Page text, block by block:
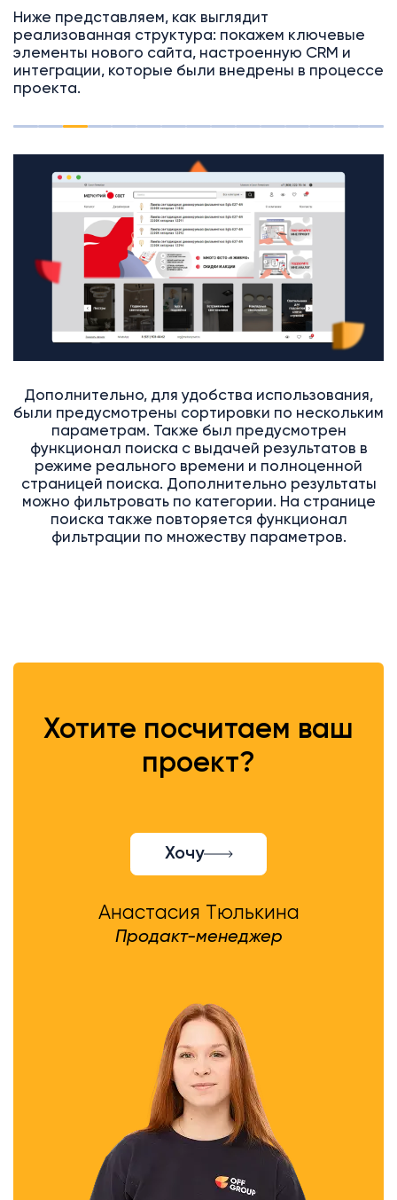
Ниже представляем, как выглядит
реализованная структура: покажем ключевые
элементы нового сайта, настроенную CRM и
интеграции, которые были внедрены в процессе
проекта.
Дополнительно, для удобства использования,
были предусмотрены сортировки по нескольким
параметрам. Также был предусмотрен
функционал поиска с выдачей результатов в
режиме реального времени и полноценной
страницей поиска. Дополнительно результаты
можно фильтровать по категории. На странице
поиска также повторяется функционал
фильтрации по множеству параметров.
Хотите посчитаем ваш
проект?
Хочу
Анастасия Тюлькина
Продакт-менеджер